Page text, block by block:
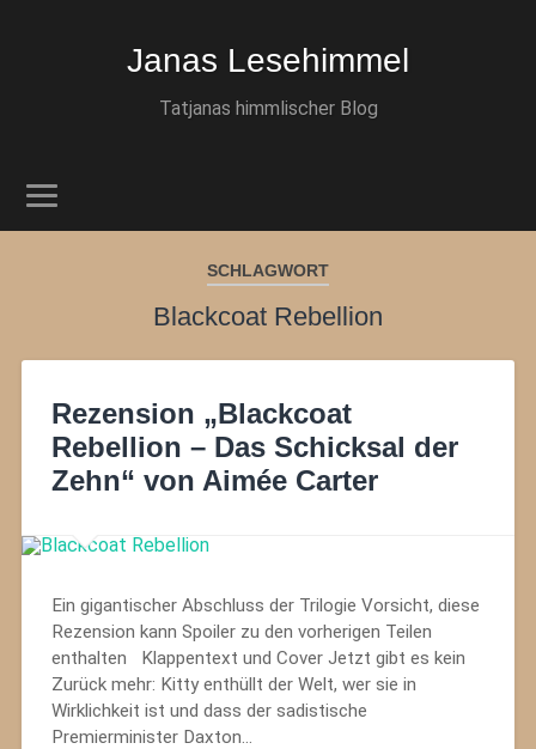
Janas Lesehimmel
Tatjanas himmlischer Blog
SCHLAGWORT
Blackcoat Rebellion
Rezension „Blackcoat
Rebellion – Das Schicksal der
Zehn“ von Aimée Carter
Ein gigantischer Abschluss der Trilogie Vorsicht, diese
Rezension kann Spoiler zu den vorherigen Teilen
enthalten Klappentext und Cover Jetzt gibt es kein
Zurück mehr: Kitty enthüllt der Welt, wer sie in
Wirklichkeit ist und dass der sadistische
Premierminister Daxton…